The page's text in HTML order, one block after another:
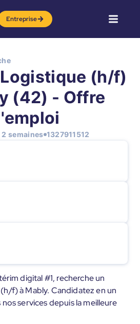
Entreprise
(h/f)
(42) - Offre
2 semaines 1327911512
digital #1, recherche un
f) à Mably. Candidatez en un
services depuis la meilleure